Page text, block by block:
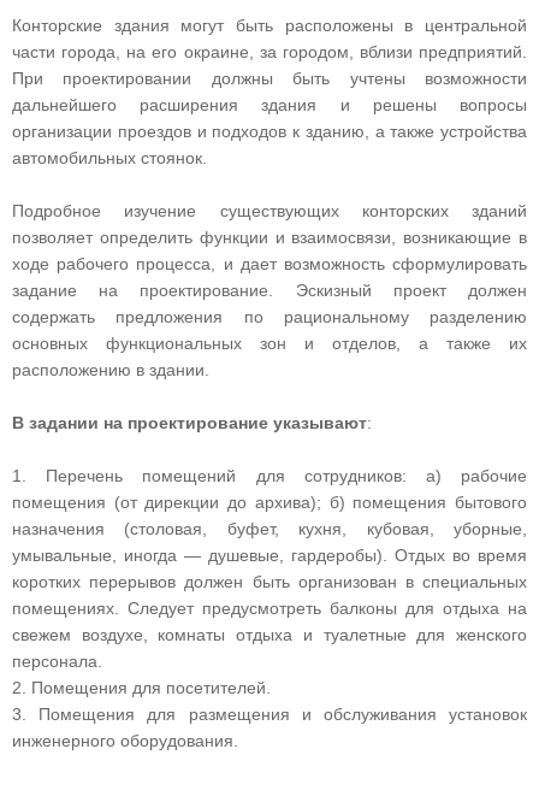
Конторские здания могут быть расположены в центральной
части города, на его окраине, за городом, вблизи предприятий.
При проектировании должны быть учтены возможности
дальнейшего расширения здания и решены вопросы
организации проездов и подходов к зданию, а также устройства
автомобильных стоянок.
Подробное изучение существующих конторских зданий
позволяет определить функции и взаимосвязи, возникающие в
ходе рабочего процесса, и дает возможность сформулировать
задание на проектирование. Эскизный проект должен
содержать предложения по рациональному разделению
основных функциональных зон и отделов, а также их
расположению в здании.
В задании на проектирование указывают:
1. Перечень помещений для сотрудников: а) рабочие
помещения (от дирекции до архива); б) помещения бытового
назначения (столовая, буфет, кухня, кубовая, уборные,
умывальные, иногда — душевые, гардеробы). Отдых во время
коротких перерывов должен быть организован в специальных
помещениях. Следует предусмотреть балконы для отдыха на
свежем воздухе, комнаты отдыха и туалетные для женского
персонала.
2. Помещения для посетителей.
3. Помещения для размещения и обслуживания установок
инженерного оборудования.